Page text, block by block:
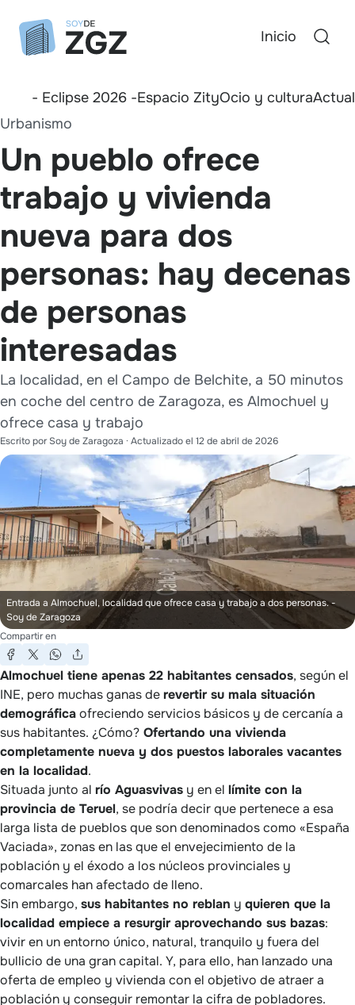
Inicio
- Eclipse 2026 -Espacio ZityOcio y cultura
Urbanismo
Un pueblo ofrece
trabajo y vivienda
nueva para dos
personas: hay decenas
de personas
interesadas
La localidad, en el Campo de Belchite, a 50 minutos
en coche del centro de Zaragoza, es Almochuel y
ofrece casa y trabajo
Escrito porSoy de Zaragoza · Actualizado el 12 de abril de 2026
Entrada a Almochuel, localidad que ofrece casa y trabajo a dos personas.-
Soy de Zaragoza
Compartir en
Almochuel tiene apenas 22 habitantes censados, según el
INE, pero muchas ganas derevertir su mala situación
demográficaofreciendo servicios básicos y de cercanía a
sus habitantes. ¿Cómo? Ofertando una vivienda
completamente nueva y dos puestos laborales vacantes
en la localidad.
Situada junto al río Aguasvivas y en el límite con la
provincia de Teruel, se podría decir que pertenece a esa
larga lista de pueblos que son denominados como «España
Vaciada», zonas en las que el envejecimiento de la
población y el éxodo a los núcleos provinciales y
comarcales han afectado de lleno.
Sin embargo, sus habitantes no reblan y quieren que la
localidad empiece a resurgir aprovechando sus bazas:
vivir en un entorno único, natural, tranquilo y fuera del
bullicio de una gran capital. Y, para ello, han lanzado una
oferta de empleo y vivienda con el objetivo de atraer a
población y conseguir remontar la cifra de pobladores.